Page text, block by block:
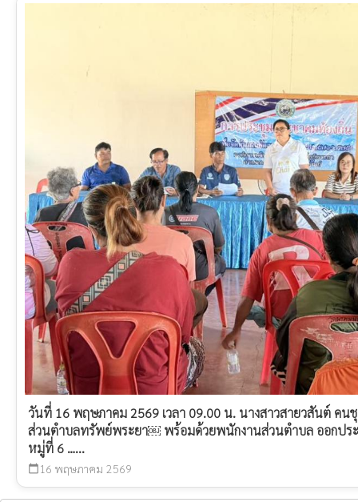
วันที่ 16 พฤษภาคม 2569 เวลา 09.00 น. นางสาวสายวสันต์ คน
ส่วนตำบลทรัพย์พระยา￼ พร้อมด้วยพนักงานส่วนตำบล ออกประ
หมู่ที่ 6 …...
calendar_today 16 พฤษภาคม 2569